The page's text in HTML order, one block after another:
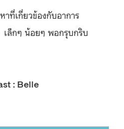
ที่เกี่ยวข้องกับอาการ
ล็กๆ น้อยๆ พอกรุบกริบ
: Belle